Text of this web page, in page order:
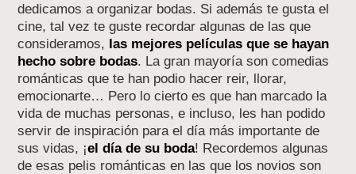
dedicamos a organizar bodas. Si además te gusta el
cine, tal vez te guste recordar algunas de las que
consideramos, las mejores películas que se hayan
hecho sobre bodas. La gran mayoría son comedias
románticas que te han podio hacer reir, llorar,
emocionarte… Pero lo cierto es que han marcado la
vida de muchas personas, e incluso, les han podido
servir de inspiración para el día más importante de
sus vidas, ¡el día de su boda! Recordemos algunas
de esas pelis románticas en las que los novios son